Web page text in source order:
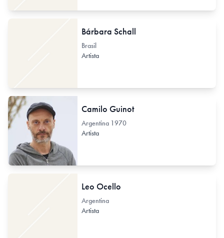
Bárbara Schall
Brasil
Artista
Camilo Guinot
Argentina 1970
Artista
Leo Ocello
Argentina
Artista